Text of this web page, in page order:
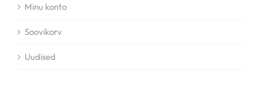
Minu konto
Soovikorv
Uudised